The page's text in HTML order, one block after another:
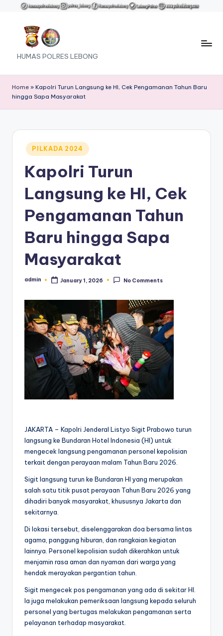
content
HUMAS POLRES LEBONG
Home » Kapolri Turun Langsung ke HI, Cek Pengamanan Tahun Baru
hingga Sapa Masyarakat
Posted
in
PILKADA 2024
Kapolri Turun
Langsung ke HI, Cek
Pengamanan Tahun
Baru hingga Sapa
Masyarakat
Posted
admin January 1, 2026 No Comments
JAKARTA – Kapolri Jenderal Listyo Sigit Prabowo turun
langsung ke Bundaran Hotel Indonesia (HI) untuk
mengecek langsung pengamanan personel kepolisian
terkait dengan perayaan malam Tahun Baru 2026.
Sigit langsung turun ke Bundaran HI yang merupakan
salah satu titik pusat perayaan Tahun Baru 2026 yang
dihadiri banyak masyarakat, khususnya Jakarta dan
sekitarnya.
Di lokasi tersebut, diselenggarakan doa bersama lintas
agama, panggung hiburan, dan rangkaian kegiatan
lainnya. Personel kepolisian sudah dikerahkan untuk
menjamin rasa aman dan nyaman dari warga yang
hendak merayakan pergantian tahun.
Sigit mengecek pos pengamanan yang ada di sekitar HI.
Ia juga melakukan pemeriksaan langsung kepada seluruh
personel yang bertugas melakukan pengamanan serta
pelayanan terhadap masyarakat.